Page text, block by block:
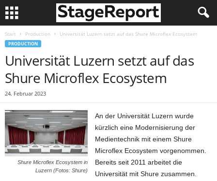
Start Production Universität Luzern setzt auf das Shure Microflex Ecosystem
PRODUCTION
Universität Luzern setzt auf das
Shure Microflex Ecosystem
24. Februar 2023
Shure Microflex Ecosystem in
Luzern (Fotos: Shure)
An der Universität Luzern wurde
kürzlich eine Modernisierung der
Medientechnik mit einem Shure
Microflex Ecosystem vorgenommen.
Bereits seit 2011 arbeitet die
Universität mit Shure zusammen.